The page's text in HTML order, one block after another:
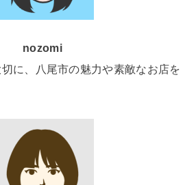
nozomi
に、八尾市の魅力や素敵なお店を